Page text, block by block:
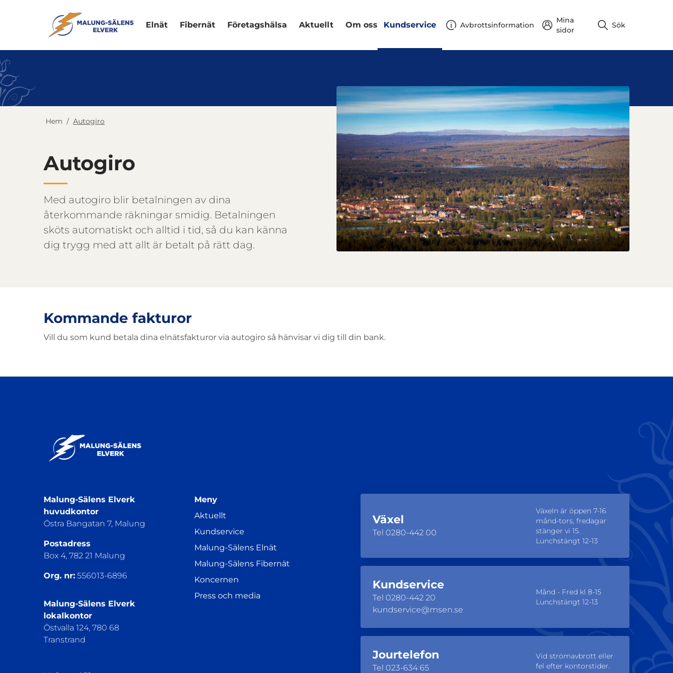
Elnät Fibernät Företagshälsa Aktuellt Om oss Kundservice Avbrottsinformation
Mina
sidor
Sök
Hem / Autogiro
Autogiro
Med autogiro blir betalningen av dina
återkommande räkningar smidig. Betalningen
sköts automatiskt och alltid i tid, så du kan känna
dig trygg med att allt är betalt på rätt dag.
Kommande fakturor
Vill du som kund betala dina elnätsfakturor via autogiro så hänvisar vi dig till din bank.
Malung-Sälens Elverk
huvudkontor
Östra Bangatan 7, Malung
Postadress
Box 4, 782 21 Malung
Org. nr: 556013-6896
Malung-Sälens Elverk
lokalkontor
Östvalla 124, 780 68
Transtrand
Meny
Aktuellt
Kundservice
Malung-Sälens Elnät
Malung-Sälens Fibernät
Koncernen
Press och media
Växel
Tel 0280-442 00
Växeln är öppen 7-16
månd-tors, fredagar
stänger vi 15.
Lunchstängt 12-13
Kundservice
Tel 0280-442 20
kundservice@msen.se
Månd - Fred kl 8-15
Lunchstängt 12-13
Jourtelefon
Tel 023-634 65
Vid strömavbrott eller
fel efter kontorstider.